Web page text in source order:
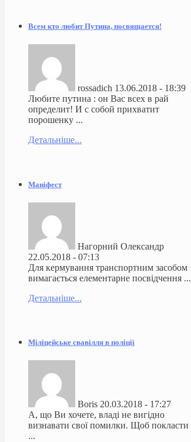
Всем кто любит Путина, посвящается!
rossadich 13.06.2018 - 18:39
Любите путина : он Вас всех в рай
определит! И с собой прихватит
порошенку ...
Детальніше...
Маніфест
Нагорний Олександр
22.05.2018 - 07:13
Для кермування транспортним засобом
вимагається елементарне посвідчення ...
Детальніше...
Міліцейське свавілля в поліції
Boris 20.03.2018 - 17:27
А, що Ви хочете, владі не вигідно
визнавати свої помилки. Щоб покласти
...